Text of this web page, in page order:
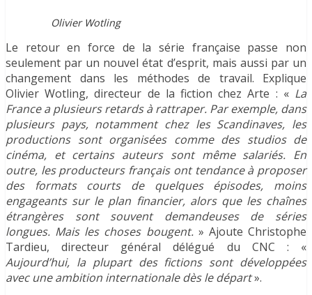
Olivier Wotling
Le retour en force de la série française passe non
seulement par un nouvel état d’esprit, mais aussi par un
changement dans les méthodes de travail. Explique
Olivier Wotling, directeur de la fiction chez Arte : « La
France a plusieurs retards à rattraper. Par exemple, dans
plusieurs pays, notamment chez les Scandinaves, les
productions sont organisées comme des studios de
cinéma, et certains auteurs sont même salariés. En
outre, les producteurs français ont tendance à proposer
des formats courts de quelques épisodes, moins
engageants sur le plan financier, alors que les chaînes
étrangères sont souvent demandeuses de séries
longues. Mais les choses bougent. » Ajoute Christophe
Tardieu, directeur général délégué du CNC : «
Aujourd’hui, la plupart des fictions sont développées
avec une ambition internationale dès le départ».